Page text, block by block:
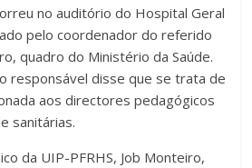
no auditório do Hospital Geral
pelo coordenador do referido
quadro do Ministério da Saúde.
responsável disse que se trata de
aos directores pedagógicos
sanitárias.
da UIP-PFRHS, Job Monteiro,